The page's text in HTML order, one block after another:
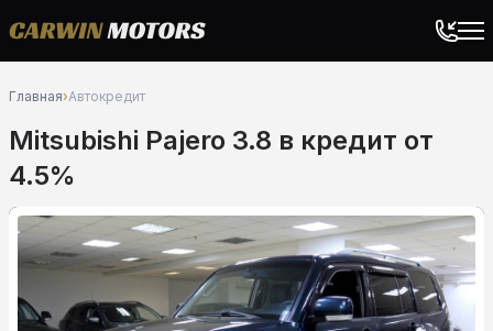
Главная›Автокредит
Mitsubishi Pajero 3.8 в кредит от
4.5%